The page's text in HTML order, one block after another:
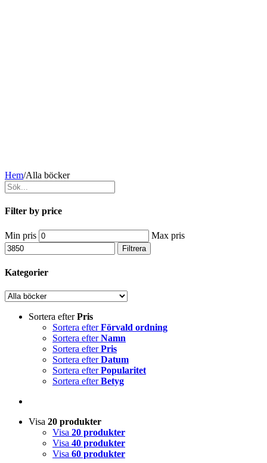
Hem/Alla böcker
Filter by price
Min pris Max pris
Filtrera
Kategorier
Sortera efterPris
Sortera efterFörvald ordning
Sortera efterNamn
Sortera efterPris
Sortera efterDatum
Sortera efterPopularitet
Sortera efterBetyg
Visa 20 produkter
Visa 20 produkter
Visa 40 produkter
Visa 60 produkter